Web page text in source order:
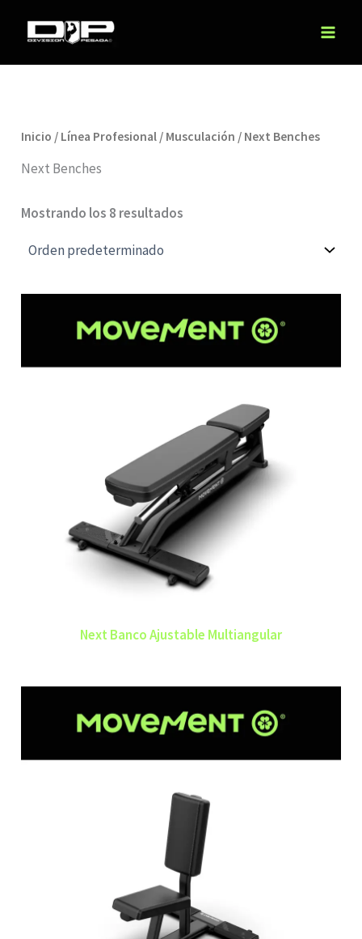
Inicio / Línea Profesional / Musculación / Next Benches
Next Benches
Mostrando los 8 resultados
Next Banco Ajustable Multiangular